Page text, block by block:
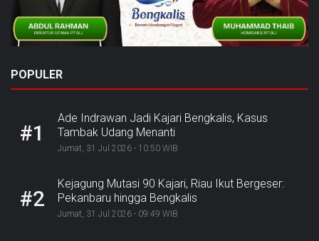
POPULER
#1
Ade Indrawan Jadi Kajari Bengkalis, Kasus
Tambak Udang Menanti
Jumat, 31 Jul 2026 - 10:50 WIB
#2
Kejagung Mutasi 90 Kajari, Riau Ikut Bergeser:
Pekanbaru hingga Bengkalis
Jumat, 31 Jul 2026 - 09:49 WIB